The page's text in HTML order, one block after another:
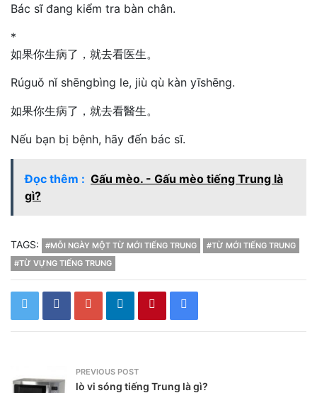
Bác sĩ đang kiểm tra bàn chân.
*
如果你生病了，就去看医生。
Rúguǒ nǐ shēngbìng le, jiù qù kàn yīshēng.
如果你生病了，就去看醫生。
Nếu bạn bị bệnh, hãy đến bác sĩ.
Đọc thêm : Gấu mèo. - Gấu mèo tiếng Trung là
gì?
TAGS: #MỖI NGÀY MỘT TỪ MỚI TIẾNG TRUNG
#TỪ MỚI TIẾNG TRUNG
#TỪ VỰNG TIẾNG TRUNG
PREVIOUS POST
lò vi sóng tiếng Trung là gì?